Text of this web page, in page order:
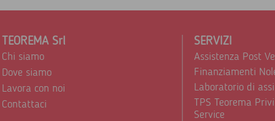
TEOREMA Srl
Chi siamo
Dove siamo
Lavora con noi
Contattaci
SERVIZI
Assistenza Post
Finanziamenti
Laboratorio di
TPS Teorema
Service